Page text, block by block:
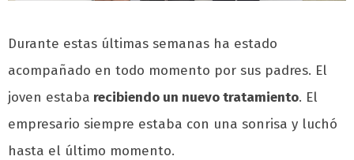
Durante estas últimas semanas ha estado
acompañado en todo momento por sus padres. El
joven estaba recibiendo un nuevo tratamiento. El
empresario siempre estaba con una sonrisa y luchó
hasta el último momento.